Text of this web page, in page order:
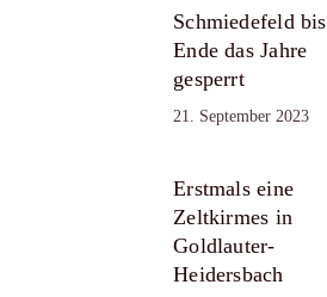
Schmiedefeld bis
Ende das Jahre
gesperrt
21. September 2023
Erstmals eine
Zeltkirmes in
Goldlauter-
Heidersbach